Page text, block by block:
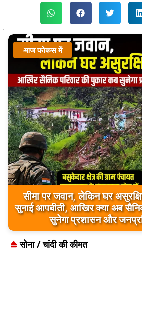
आज फोकस में
सीमा पर जवान, लेकिन घर
सुनाई आपबीती, आखिर क्या अब
सुनेगा प्रशासन और
सोना / चांदी की कीमत